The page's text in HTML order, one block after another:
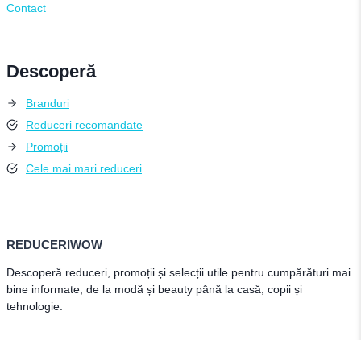
Contact
Descoperă
Branduri
Reduceri recomandate
Promoții
Cele mai mari reduceri
REDUCERIWOW
Descoperă reduceri, promoții și selecții utile pentru cumpărături mai
bine informate, de la modă și beauty până la casă, copii și
tehnologie.